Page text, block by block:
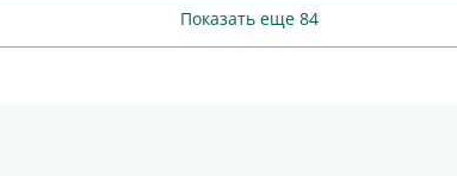
Показать еще 84